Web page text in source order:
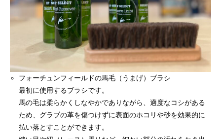
フォーチュンフィールドの馬毛（うまげ）ブラシ
最初に使用するブラシです。
馬の毛は柔らかくしなやかでありながら、適度なコシがある
ため、グラブの革を傷つけずに表面のホコリや砂を効果的に
払い落とすことができます。